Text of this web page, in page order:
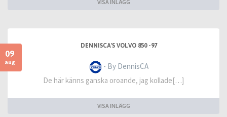
VISA INLÄGG
09
aug
DENNISCA'S VOLVO 850 -97
- By DennisCA
De här känns ganska oroande, jag kollade[…]
VISA INLÄGG